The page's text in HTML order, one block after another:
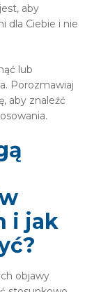
aby
dla Ciebie i nie
lub
Porozmawiaj
aby znaleźć
i jak
objawy